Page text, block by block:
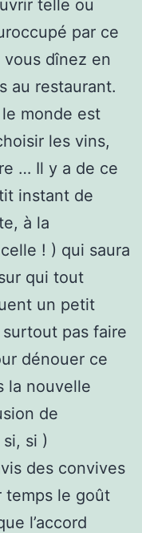
telle ou
par ce
dînez en
au restaurant.
monde est
les vins,
… Il y a de ce
instant de
à la
! ) qui saura
qui tout
un petit
pas faire
dénouer ce
la nouvelle
de
si )
des convives
temps le goût
l’accord